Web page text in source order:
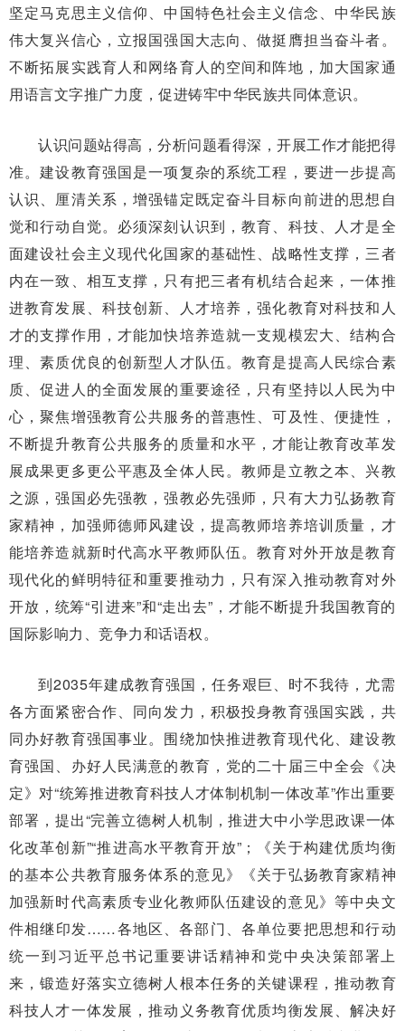
坚定马克思主义信仰、中国特色社会主义信念、中华民族
伟大复兴信心，立报国强国大志向、做挺膺担当奋斗者。
不断拓展实践育人和网络育人的空间和阵地，加大国家通
用语言文字推广力度，促进铸牢中华民族共同体意识。
认识问题站得高，分析问题看得深，开展工作才能把得
准。建设教育强国是一项复杂的系统工程，要进一步提高
认识、厘清关系，增强锚定既定奋斗目标向前进的思想自
觉和行动自觉。必须深刻认识到，教育、科技、人才是全
面建设社会主义现代化国家的基础性、战略性支撑，三者
内在一致、相互支撑，只有把三者有机结合起来，一体推
进教育发展、科技创新、人才培养，强化教育对科技和人
才的支撑作用，才能加快培养造就一支规模宏大、结构合
理、素质优良的创新型人才队伍。教育是提高人民综合素
质、促进人的全面发展的重要途径，只有坚持以人民为中
心，聚焦增强教育公共服务的普惠性、可及性、便捷性，
不断提升教育公共服务的质量和水平，才能让教育改革发
展成果更多更公平惠及全体人民。教师是立教之本、兴教
之源，强国必先强教，强教必先强师，只有大力弘扬教育
家精神，加强师德师风建设，提高教师培养培训质量，才
能培养造就新时代高水平教师队伍。教育对外开放是教育
现代化的鲜明特征和重要推动力，只有深入推动教育对外
开放，统筹“引进来”和“走出去”，才能不断提升我国教育的
国际影响力、竞争力和话语权。
到2035年建成教育强国，任务艰巨、时不我待，尤需
各方面紧密合作、同向发力，积极投身教育强国实践，共
同办好教育强国事业。围绕加快推进教育现代化、建设教
育强国、办好人民满意的教育，党的二十届三中全会《决
定》对“统筹推进教育科技人才体制机制一体改革”作出重要
部署，提出“完善立德树人机制，推进大中小学思政课一体
化改革创新”“推进高水平教育开放”；《关于构建优质均衡
的基本公共教育服务体系的意见》《关于弘扬教育家精神
加强新时代高素质专业化教师队伍建设的意见》等中央文
件相继印发……各地区、各部门、各单位要把思想和行动
统一到习近平总书记重要讲话精神和党中央决策部署上
来，锻造好落实立德树人根本任务的关键课程，推动教育
科技人才一体发展，推动义务教育优质均衡发展、解决好